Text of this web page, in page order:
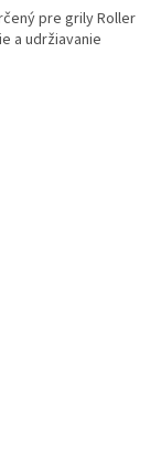
pre grily Roller
a udržiavanie